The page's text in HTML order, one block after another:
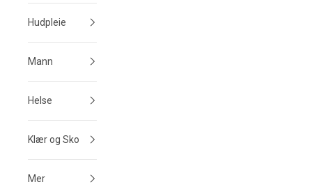
Hudpleie
Mann
Helse
Klær og Sko
Mer